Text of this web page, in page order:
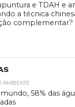
e TDAH e
a técnica
complementar?
AMBIENTE
58% das